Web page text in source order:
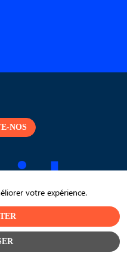
NOS
votre expérience.